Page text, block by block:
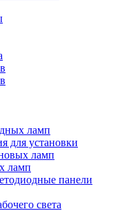
ламп
для установки
ламп
ламп
панели
света